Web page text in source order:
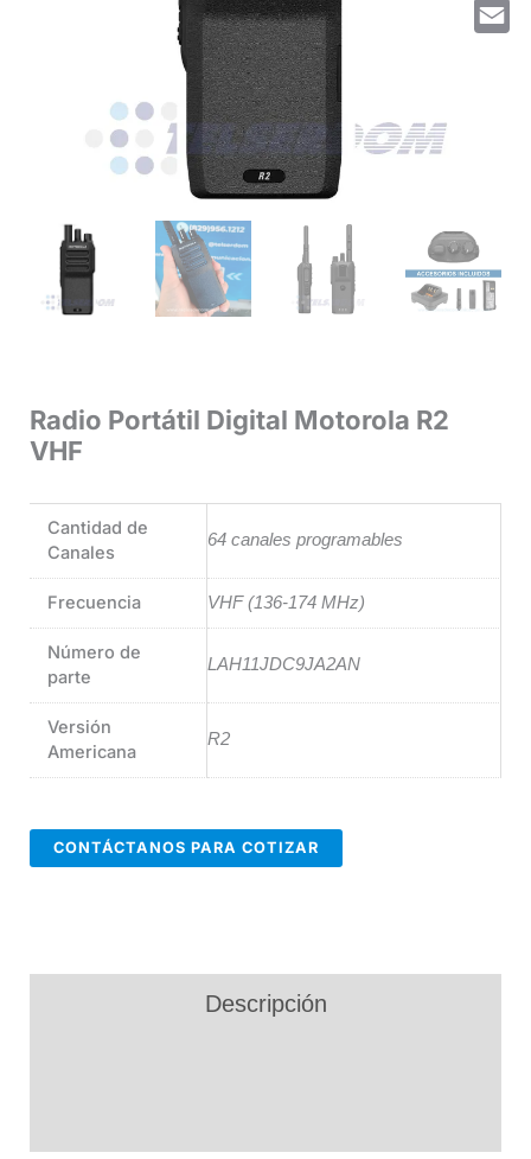
Radio Portátil Digital Motorola R2
VHF
Cantidad de
Canales
64 canales programables
Frecuencia VHF (136-174 MHz)
Número de
parte
LAH11JDC9JA2AN
Versión
Americana
R2
CONTÁCTANOS PARA COTIZAR
Descripción